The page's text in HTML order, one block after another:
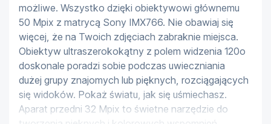
możliwe. Wszystko dzięki obiektywowi głównemu
50 Mpix z matrycą Sony IMX766. Nie obawiaj się
więcej, że na Twoich zdjęciach zabraknie miejsca.
Obiektyw ultraszerokokątny z polem widzenia 120o
doskonale poradzi sobie podczas uwieczniania
dużej grupy znajomych lub pięknych, rozciągających
się widoków. Pokaż światu, jak się uśmiechasz.
Aparat przedni 32 Mpix to świetne narzędzie do